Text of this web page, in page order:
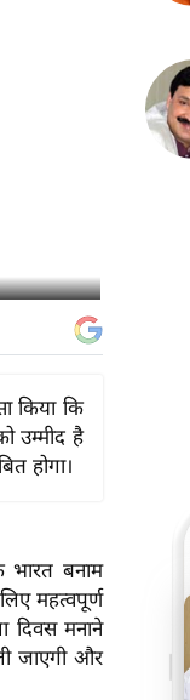
किया कि
उम्मीद है
होगा।
भारत बनाम
महत्वपूर्ण
दिवस मनाने
जाएगी और